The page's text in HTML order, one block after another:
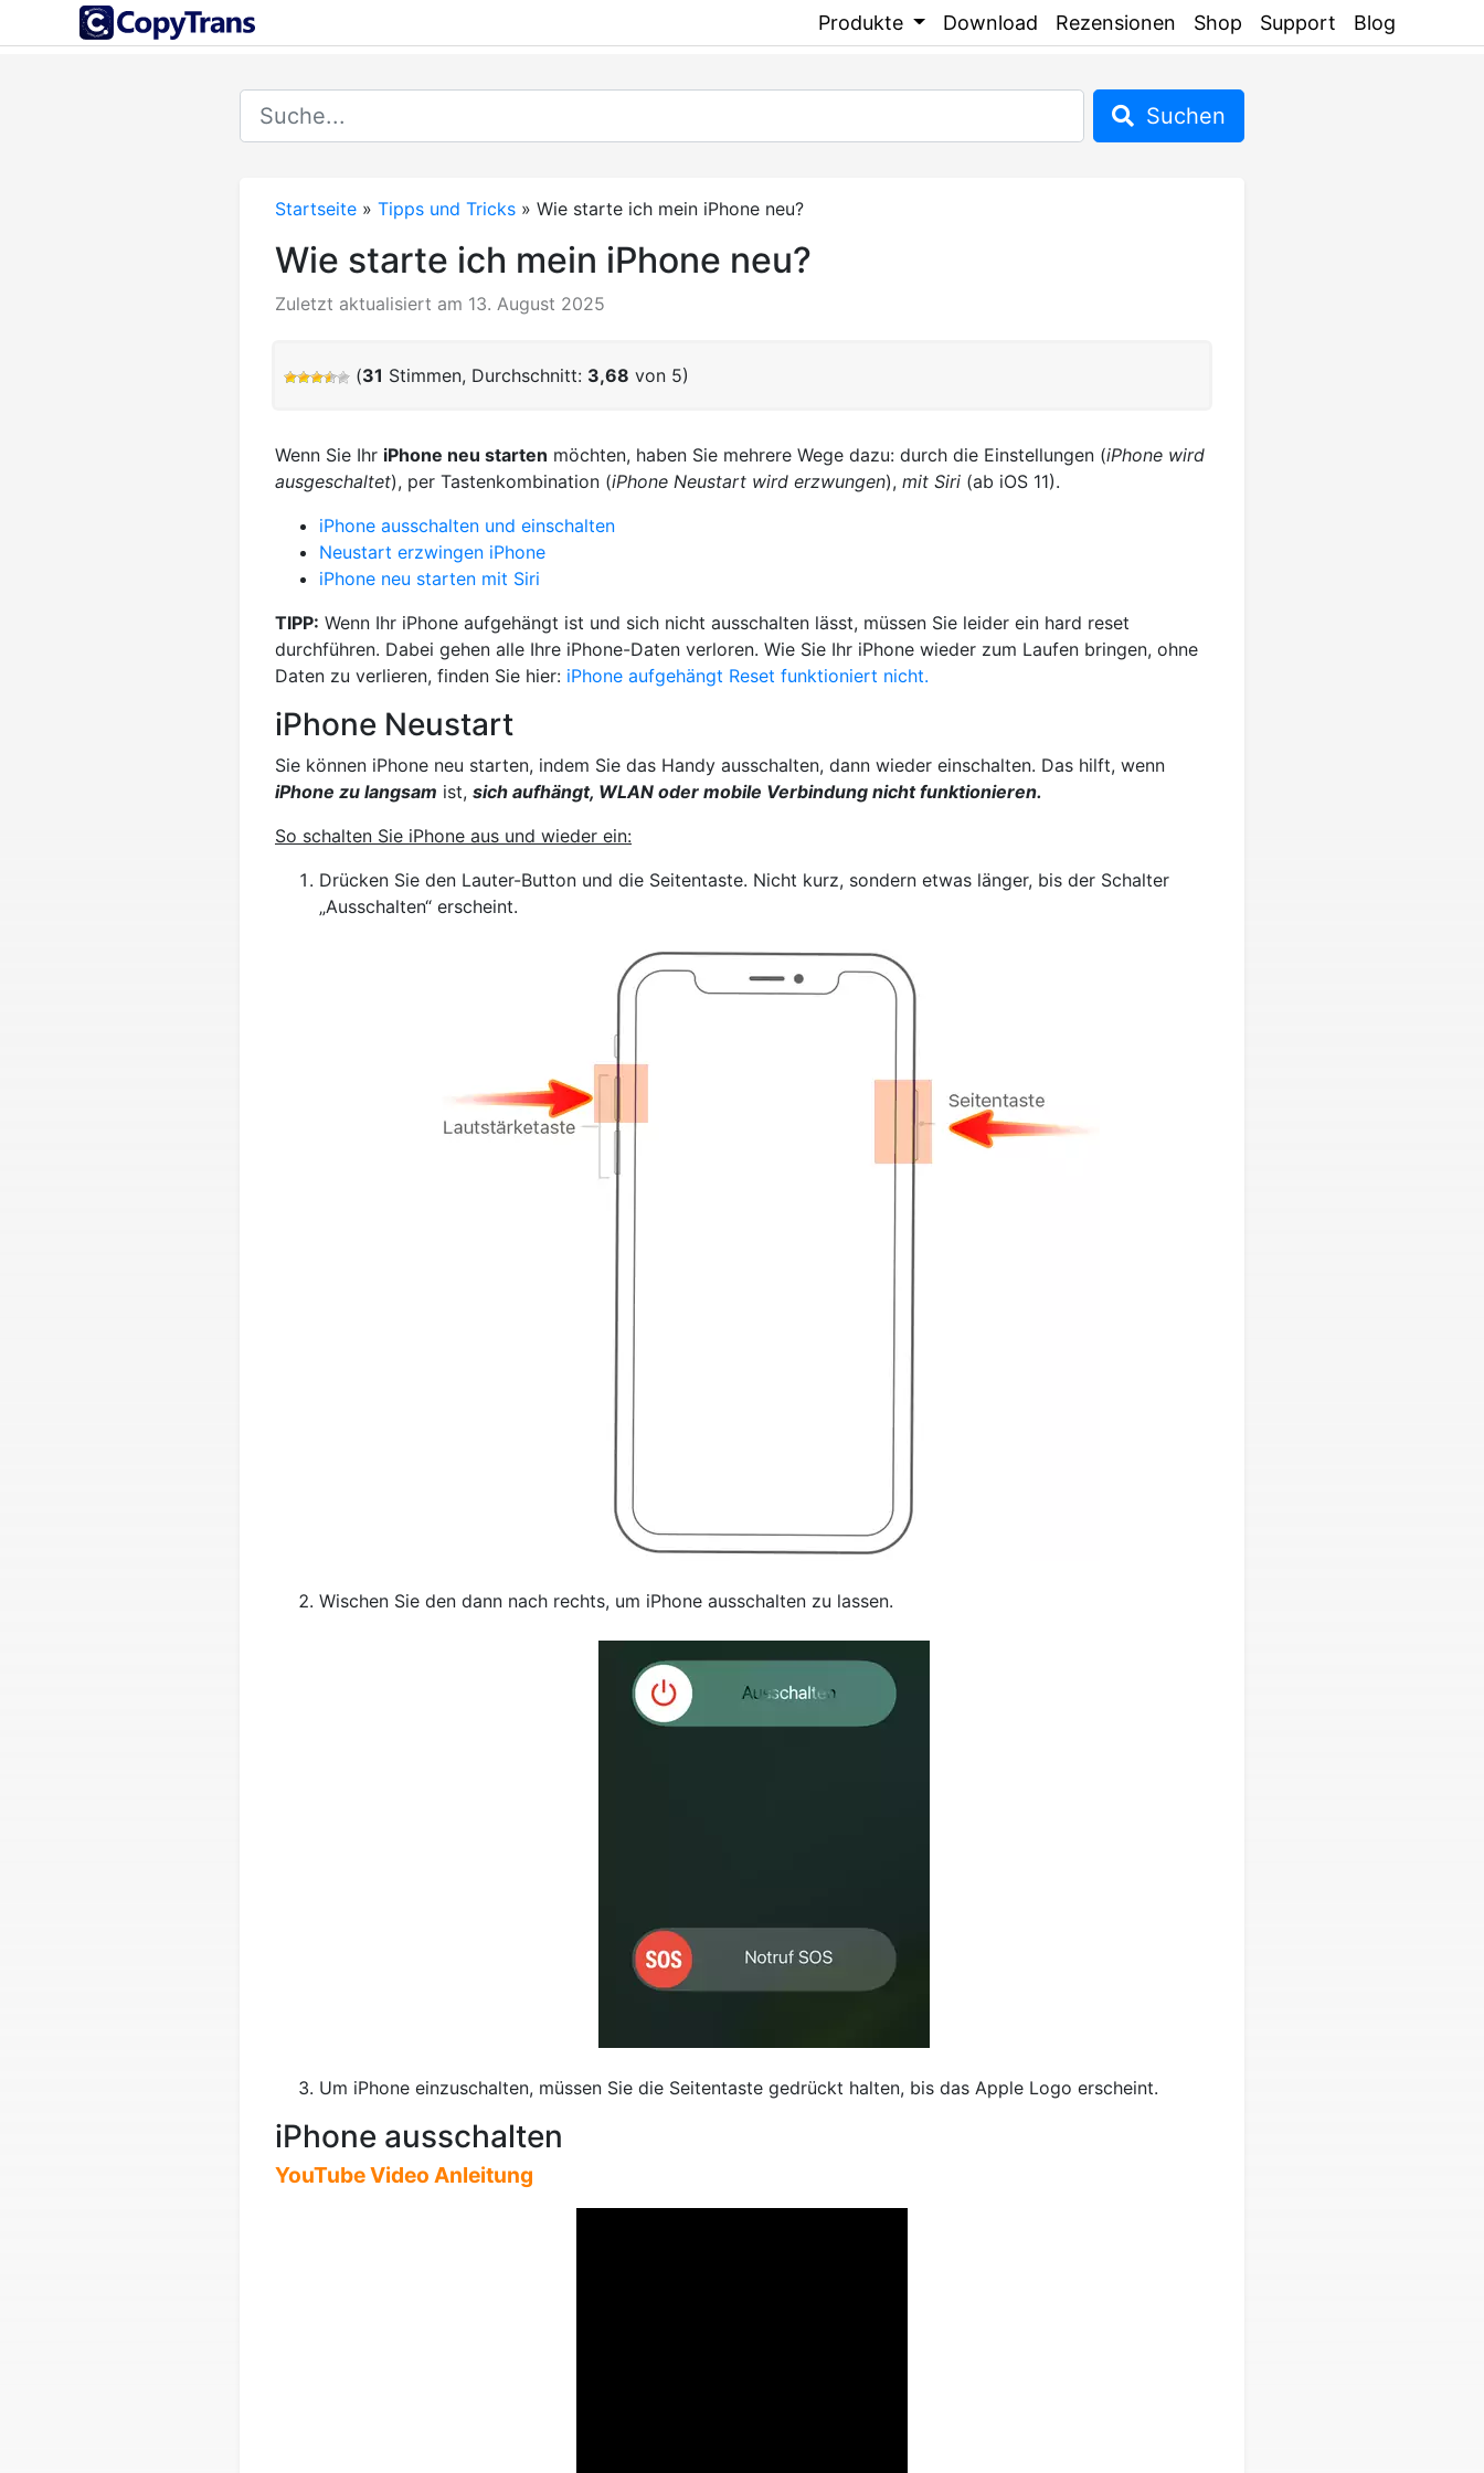
Produkte Download Rezensionen Shop Support Blog
Suchen
Startseite » Tipps und Tricks » Wie starte ich mein iPhone neu?
Wie starte ich mein iPhone neu?
Zuletzt aktualisiert am 13. August 2025
(31 Stimmen, Durchschnitt: 3,68 von 5)
Wenn Sie Ihr iPhone neu starten möchten, haben Sie mehrere Wege dazu: durch die Einstellungen (iPhone wird
ausgeschaltet), per Tastenkombination (iPhone Neustart wird erzwungen), mit Siri (ab iOS 11).
iPhone ausschalten und einschalten
Neustart erzwingen iPhone
iPhone neu starten mit Siri
TIPP: Wenn Ihr iPhone aufgehängt ist und sich nicht ausschalten lässt, müssen Sie leider ein hard reset
durchführen. Dabei gehen alle Ihre iPhone-Daten verloren. Wie Sie Ihr iPhone wieder zum Laufen bringen, ohne
Daten zu verlieren, finden Sie hier: iPhone aufgehängt Reset funktioniert nicht.
iPhone Neustart
Sie können iPhone neu starten, indem Sie das Handy ausschalten, dann wieder einschalten. Das hilft, wenn
iPhone zu langsam ist, sich aufhängt, WLAN oder mobile Verbindung nicht funktionieren.
So schalten Sie iPhone aus und wieder ein:
Drücken Sie den Lauter-Button und die Seitentaste. Nicht kurz, sondern etwas länger, bis der Schalter
„Ausschalten“ erscheint.
Wischen Sie den dann nach rechts, um iPhone ausschalten zu lassen.
Um iPhone einzuschalten, müssen Sie die Seitentaste gedrückt halten, bis das Apple Logo erscheint.
iPhone ausschalten
YouTube Video Anleitung